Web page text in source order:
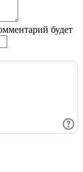
будет